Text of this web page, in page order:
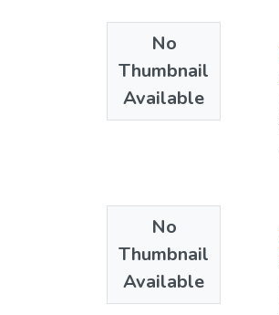
No
Thumbnail
Available
No
Thumbnail
Available